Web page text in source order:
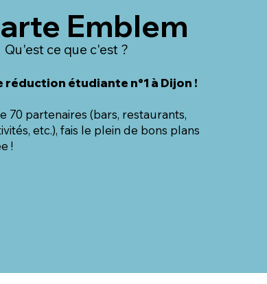
Emblem
réduction étudiante n°1 à Dijon !
70 partenaires (bars, restaurants,
etc.), fais le plein de bons plans
!
Qu'est ce que c'est ?